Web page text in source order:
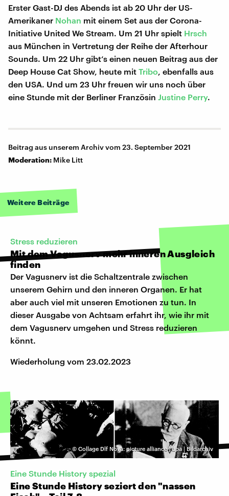
Erster Gast-DJ des Abends ist ab 20 Uhr der US-
Amerikaner Nohan mit einem Set aus der Corona-
Initiative United We Stream. Um 21 Uhr spielt Hrsch
aus München in Vertretung der Reihe der Afterhour
Sounds. Um 22 Uhr gibt‘s einen neuen Beitrag aus der
Deep House Cat Show, heute mit Tribo, ebenfalls aus
den USA. Und um 23 Uhr freuen wir uns noch über
eine Stunde mit der Berliner Französin Justine Perry.
Beitrag aus unserem Archiv vom 23. September 2021
Moderation: Mike Litt
Weitere Beiträge
Stress reduzieren
Mit dem Vagusnerv mehr inneren Ausgleich
finden
Der Vagusnerv ist die Schaltzentrale zwischen
unserem Gehirn und den inneren Organen. Er hat
aber auch viel mit unseren Emotionen zu tun. In
dieser Ausgabe von Achtsam erfahrt ihr, wie ihr mit
dem Vagusnerv umgehen und Stress reduzieren
könnt.
Wiederholung vom 23.02.2023
© Collage Dlf Nova: picture alliance | dpa | Bildarchiv
Eine Stunde History spezial
Eine Stunde History seziert den "nassen